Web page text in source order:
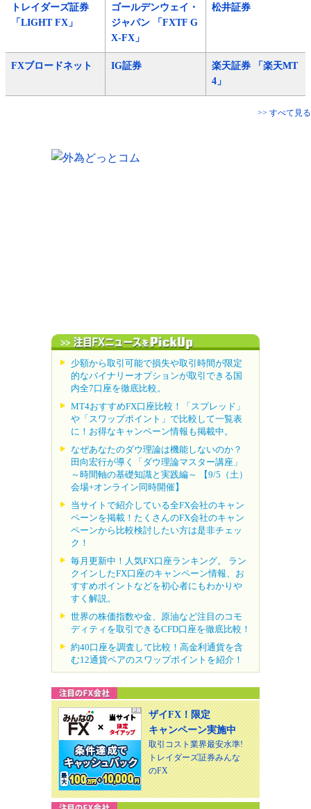
トレイダーズ証券
「LIGHT FX」
ゴールデンウェイ・
ジャパン 「FXTF G
X-FX」
松井証券
FXブロードネット IG証券
楽天証券 「楽天MT
4」
>> すべて見る
少額から取引可能で損失や取引時間が限定
的なバイナリーオプションが取引できる国
内全7口座を徹底比較。
MT4おすすめFX口座比較！「スプレッド」
や「スワップポイント」で比較して一覧表
に！お得なキャンペーン情報も掲載中。
なぜあなたのダウ理論は機能しないのか？
田向宏行が導く「ダウ理論マスター講座」
～時間軸の基礎知識と実践編～ 【9/5（土）
会場+オンライン同時開催】
当サイトで紹介している全FX会社のキャン
ペーンを掲載！たくさんのFX会社のキャン
ペーンから比較検討したい方は是非チェッ
ク！
毎月更新中！人気FX口座ランキング。 ラン
クインしたFX口座のキャンペーン情報、お
すすめポイントなどを初心者にもわかりや
すく解説。
世界の株価指数や金、原油など注目のコモ
ディティを取引できるCFD口座を徹底比較！
約40口座を調査して比較！高金利通貨を含
む12通貨ペアのスワップポイントを紹介！
ザイFX！限定
キャンペーン実施中
取引コスト業界最安水準!
トレイダーズ証券みんな
のFX